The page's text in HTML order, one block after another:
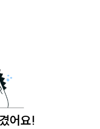
어요!